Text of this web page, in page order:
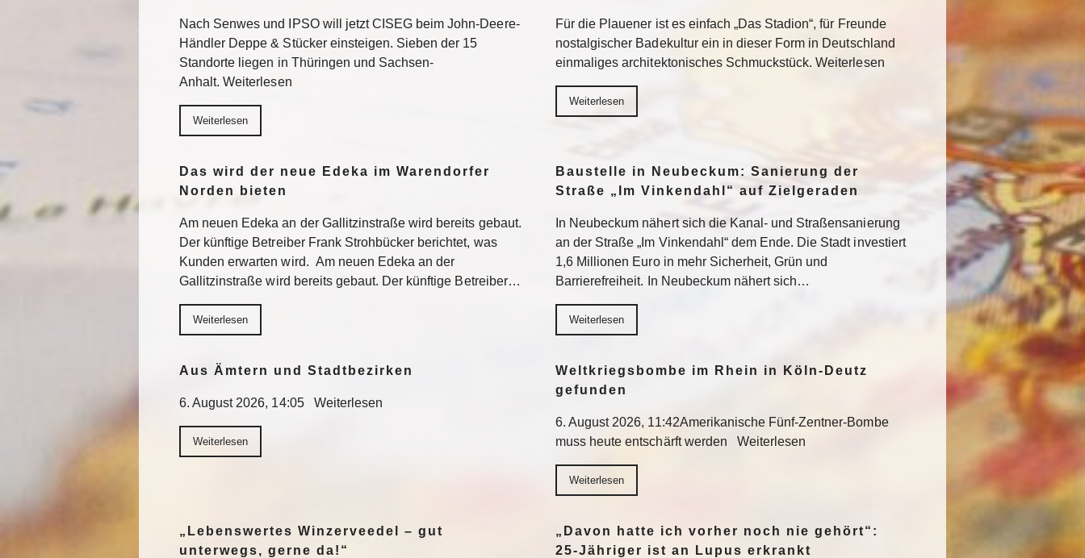
Nach Senwes und IPSO will jetzt CISEG beim John-Deere-
Händler Deppe & Stücker einsteigen. Sieben der 15
Standorte liegen in Thüringen und Sachsen-
Anhalt. Weiterlesen
Weiterlesen
Für die Plauener ist es einfach „Das Stadion“, für Freunde
nostalgischer Badekultur ein in dieser Form in Deutschland
einmaliges architektonisches Schmuckstück. Weiterlesen
Weiterlesen
Das wird der neue Edeka im Warendorfer
Norden bieten
Am neuen Edeka an der Gallitzinstraße wird bereits gebaut.
Der künftige Betreiber Frank Strohbücker berichtet, was
Kunden erwarten wird. Am neuen Edeka an der
Gallitzinstraße wird bereits gebaut. Der künftige Betreiber…
Weiterlesen
Baustelle in Neubeckum: Sanierung der
Straße „Im Vinkendahl“ auf Zielgeraden
In Neubeckum nähert sich die Kanal- und Straßensanierung
an der Straße „Im Vinkendahl“ dem Ende. Die Stadt investiert
1,6 Millionen Euro in mehr Sicherheit, Grün und
Barrierefreiheit. In Neubeckum nähert sich…
Weiterlesen
Aus Ämtern und Stadtbezirken
6. August 2026, 14:05 Weiterlesen
Weiterlesen
Weltkriegsbombe im Rhein in Köln-Deutz
gefunden
6. August 2026, 11:42Amerikanische Fünf-Zentner-Bombe
muss heute entschärft werden Weiterlesen
Weiterlesen
„Lebenswertes Winzerveedel – gut
unterwegs, gerne da!“
„Davon hatte ich vorher noch nie gehört“:
25-Jähriger ist an Lupus erkrankt